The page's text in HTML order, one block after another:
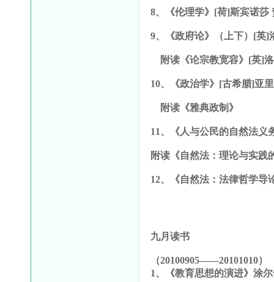
8、《伦理学》[荷]斯宾诺莎
9、《政府论》（上下）[英]
附读《论宗教宽容》[英]
10、《政治学》[古希腊]亚
附读《雅典政制》
11、《人与公民的自然法义
附读《自然法：理论与实践
12、《自然法：法律哲学导
九月读书
（20100905——20101010）
1、《教育思想的演进》涂